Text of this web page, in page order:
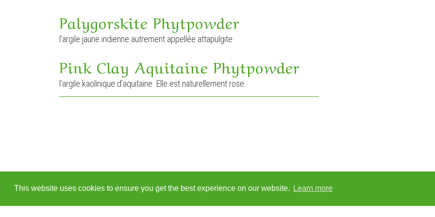
Palygorskite Phytpowder
l’argile jaune indienne autrement appellée attapulgite
Pink Clay Aquitaine Phytpowder
l’argile kaolinique d’aquitaine. Elle est naturellement rose.
This website uses cookies to ensure you get the best experience on our website. Learn more